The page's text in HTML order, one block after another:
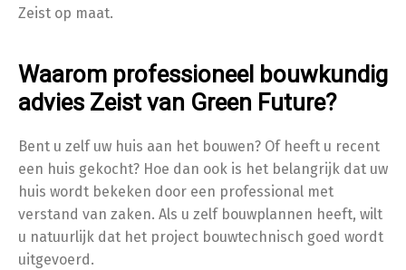
Zeist op maat.
Waarom professioneel bouwkundig
advies Zeist van Green Future?
Bent u zelf uw huis aan het bouwen? Of heeft u recent
een huis gekocht? Hoe dan ook is het belangrijk dat uw
huis wordt bekeken door een professional met
verstand van zaken. Als u zelf bouwplannen heeft, wilt
u natuurlijk dat het project bouwtechnisch goed wordt
uitgevoerd.